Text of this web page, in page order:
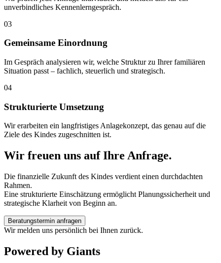
unverbindliches Kennenlerngespräch.
03
Gemeinsame Einordnung
Im Gespräch analysieren wir, welche Struktur zu Ihrer familiären
Situation passt – fachlich, steuerlich und strategisch.
04
Strukturierte Umsetzung
Wir erarbeiten ein langfristiges Anlagekonzept, das genau auf die
Ziele des Kindes zugeschnitten ist.
Wir freuen uns auf Ihre Anfrage.
Die finanzielle Zukunft des Kindes verdient einen durchdachten
Rahmen.
Eine strukturierte Einschätzung ermöglicht Planungssicherheit und
strategische Klarheit von Beginn an.
Beratungstermin anfragen
Wir melden uns persönlich bei Ihnen zurück.
Powered by Giants